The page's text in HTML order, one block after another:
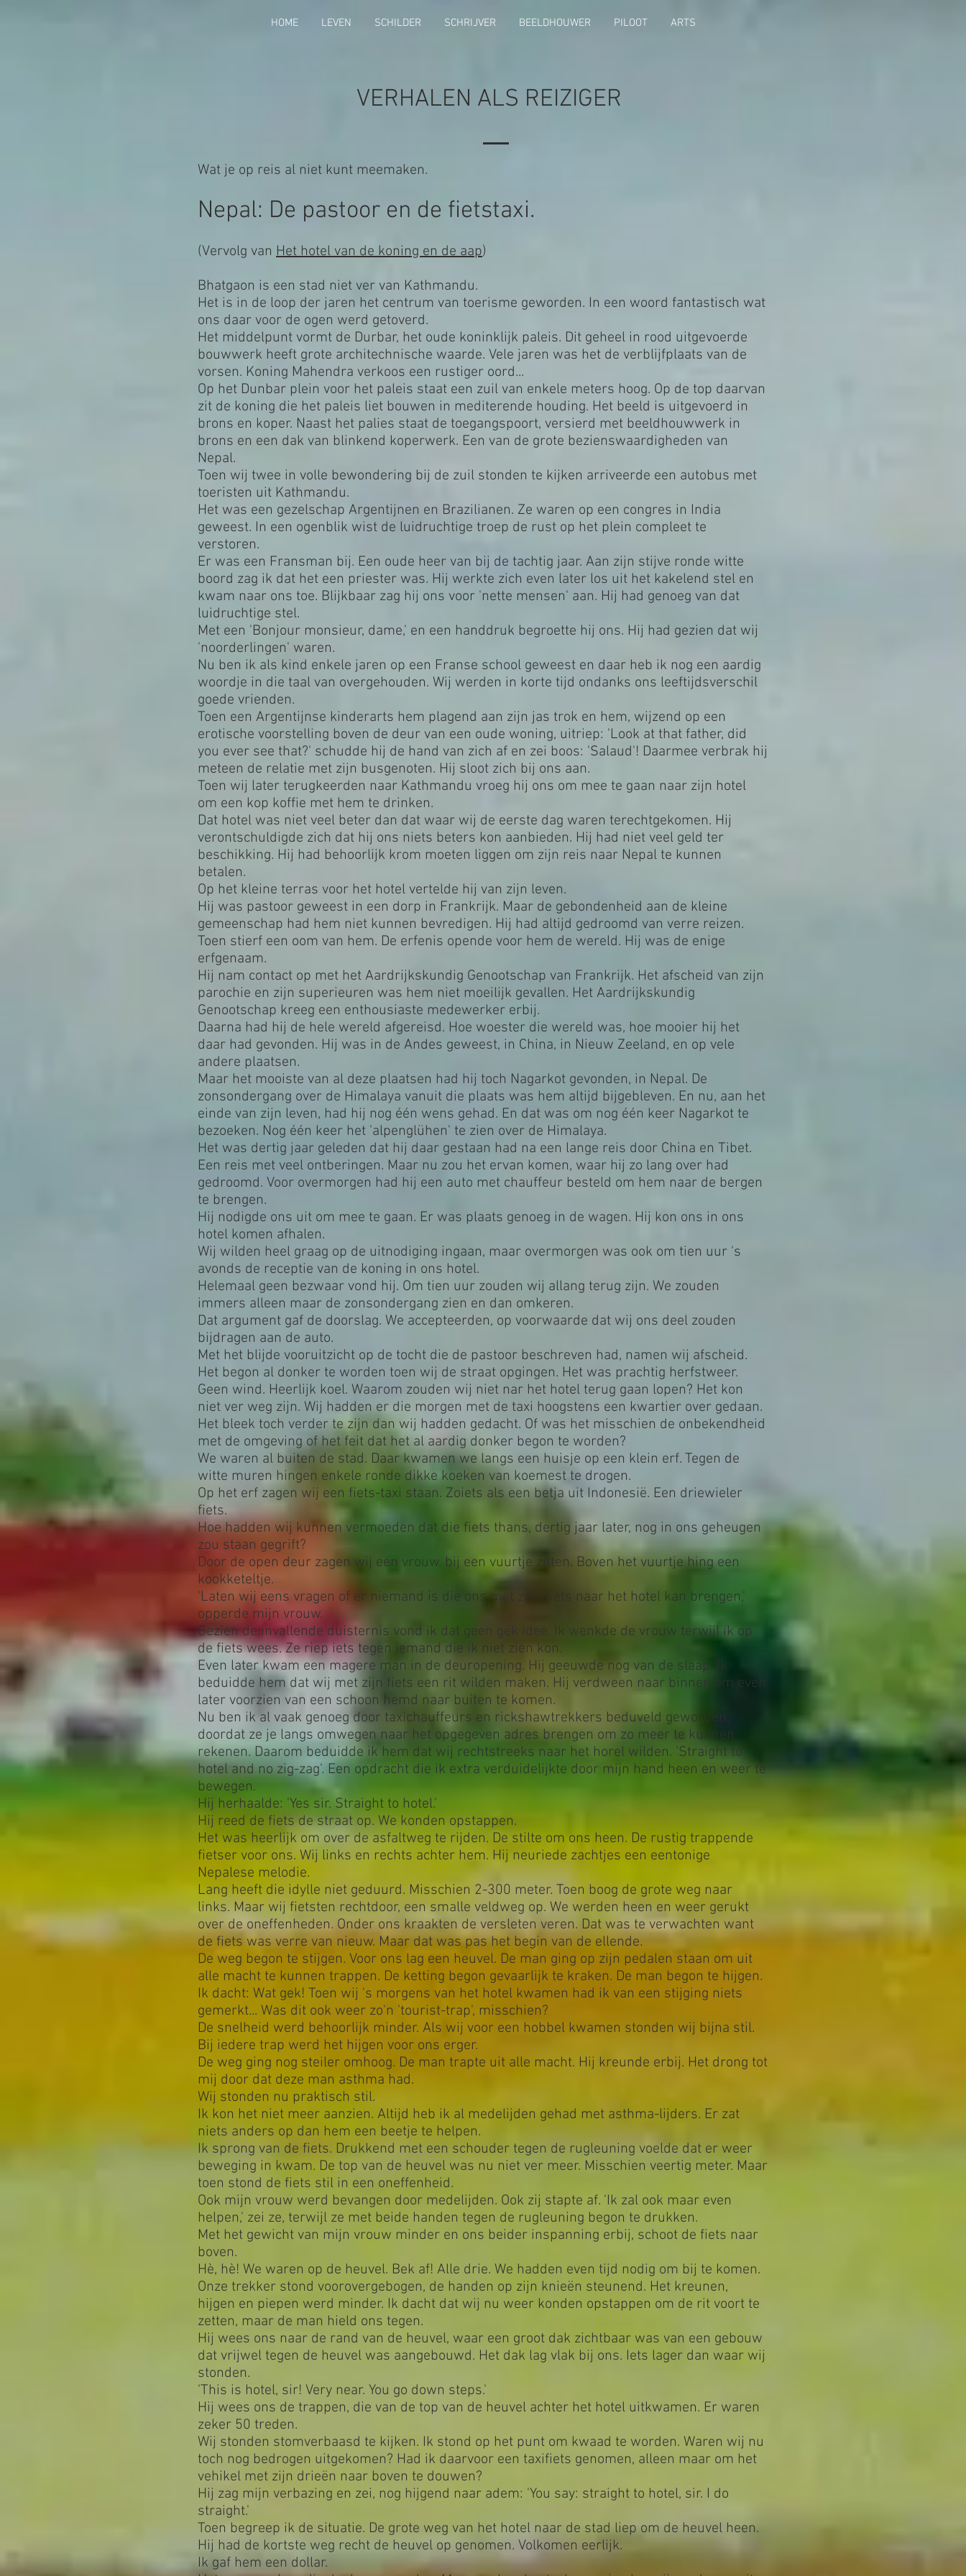
HOME LEVEN SCHILDER SCHRIJVER BEELDHOUWER PILOOT ARTS
VERHALEN ALS REIZIGER
Wat je op reis al niet kunt meemaken.
Nepal: De pastoor en de fietstaxi.
(Vervolg van Het hotel van de koning en de aap)
Bhatgaon is een stad niet ver van Kathmandu.
Het is in de loop der jaren het centrum van toerisme geworden. In een woord fantastisch wat
ons daar voor de ogen werd getoverd.
Het middelpunt vormt de Durbar, het oude koninklijk paleis. Dit geheel in rood uitgevoerde
bouwwerk heeft grote architechnische waarde. Vele jaren was het de verblijfplaats van de
vorsen. Koning Mahendra verkoos een rustiger oord...
Op het Dunbar plein voor het paleis staat een zuil van enkele meters hoog. Op de top daarvan
zit de koning die het paleis liet bouwen in mediterende houding. Het beeld is uitgevoerd in
brons en koper. Naast het palies staat de toegangspoort, versierd met beeldhouwwerk in
brons en een dak van blinkend koperwerk. Een van de grote bezienswaardigheden van
Nepal.
Toen wij twee in volle bewondering bij de zuil stonden te kijken arriveerde een autobus met
toeristen uit Kathmandu.
Het was een gezelschap Argentijnen en Brazilianen. Ze waren op een congres in India
geweest. In een ogenblik wist de luidruchtige troep de rust op het plein compleet te
verstoren.
Er was een Fransman bij. Een oude heer van bij de tachtig jaar. Aan zijn stijve ronde witte
boord zag ik dat het een priester was. Hij werkte zich even later los uit het kakelend stel en
kwam naar ons toe. Blijkbaar zag hij ons voor 'nette mensen' aan. Hij had genoeg van dat
luidruchtige stel.
Met een 'Bonjour monsieur, dame,' en een handdruk begroette hij ons. Hij had gezien dat wij
'noorderlingen' waren.
Nu ben ik als kind enkele jaren op een Franse school geweest en daar heb ik nog een aardig
woordje in die taal van overgehouden. Wij werden in korte tijd ondanks ons leeftijdsverschil
goede vrienden.
Toen een Argentijnse kinderarts hem plagend aan zijn jas trok en hem, wijzend op een
erotische voorstelling boven de deur van een oude woning, uitriep: 'Look at that father, did
you ever see that?' schudde hij de hand van zich af en zei boos: 'Salaud'! Daarmee verbrak hij
meteen de relatie met zijn busgenoten. Hij sloot zich bij ons aan.
Toen wij later terugkeerden naar Kathmandu vroeg hij ons om mee te gaan naar zijn hotel
om een kop koffie met hem te drinken.
Dat hotel was niet veel beter dan dat waar wij de eerste dag waren terechtgekomen. Hij
verontschuldigde zich dat hij ons niets beters kon aanbieden. Hij had niet veel geld ter
beschikking. Hij had behoorlijk krom moeten liggen om zijn reis naar Nepal te kunnen
betalen.
Op het kleine terras voor het hotel vertelde hij van zijn leven.
Hij was pastoor geweest in een dorp in Frankrijk. Maar de gebondenheid aan de kleine
gemeenschap had hem niet kunnen bevredigen. Hij had altijd gedroomd van verre reizen.
Toen stierf een oom van hem. De erfenis opende voor hem de wereld. Hij was de enige
erfgenaam.
Hij nam contact op met het Aardrijkskundig Genootschap van Frankrijk. Het afscheid van zijn
parochie en zijn superieuren was hem niet moeilijk gevallen. Het Aardrijkskundig
Genootschap kreeg een enthousiaste medewerker erbij.
Daarna had hij de hele wereld afgereisd. Hoe woester die wereld was, hoe mooier hij het
daar had gevonden. Hij was in de Andes geweest, in China, in Nieuw Zeeland, en op vele
andere plaatsen.
Maar het mooiste van al deze plaatsen had hij toch Nagarkot gevonden, in Nepal. De
zonsondergang over de Himalaya vanuit die plaats was hem altijd bijgebleven. En nu, aan het
einde van zijn leven, had hij nog één wens gehad. En dat was om nog één keer Nagarkot te
bezoeken. Nog één keer het 'alpenglühen' te zien over de Himalaya.
Het was dertig jaar geleden dat hij daar gestaan had na een lange reis door China en Tibet.
Een reis met veel ontberingen. Maar nu zou het ervan komen, waar hij zo lang over had
gedroomd. Voor overmorgen had hij een auto met chauffeur besteld om hem naar de bergen
te brengen.
Hij nodigde ons uit om mee te gaan. Er was plaats genoeg in de wagen. Hij kon ons in ons
hotel komen afhalen.
Wij wilden heel graag op de uitnodiging ingaan, maar overmorgen was ook om tien uur 's
avonds de receptie van de koning in ons hotel.
Helemaal geen bezwaar vond hij. Om tien uur zouden wij allang terug zijn. We zouden
immers alleen maar de zonsondergang zien en dan omkeren.
Dat argument gaf de doorslag. We accepteerden, op voorwaarde dat wij ons deel zouden
bijdragen aan de auto.
Met het blijde vooruitzicht op de tocht die de pastoor beschreven had, namen wij afscheid.
Het begon al donker te worden toen wij de straat opgingen. Het was prachtig herfstweer.
Geen wind. Heerlijk koel. Waarom zouden wij niet nar het hotel terug gaan lopen? Het kon
niet ver weg zijn. Wij hadden er die morgen met de taxi hoogstens een kwartier over gedaan.
Het bleek toch verder te zijn dan wij hadden gedacht. Of was het misschien de onbekendheid
met de omgeving of het feit dat het al aardig donker begon te worden?
We waren al buiten de stad. Daar kwamen we langs een huisje op een klein erf. Tegen de
witte muren hingen enkele ronde dikke koeken van koemest te drogen.
Op het erf zagen wij een fiets-taxi staan. Zoiets als een betja uit Indonesië. Een driewieler
fiets.
Hoe hadden wij kunnen vermoeden dat die fiets thans, dertig jaar later, nog in ons geheugen
zou staan gegrift?
Door de open deur zagen wij een vrouw. bij een vuurtje zitten. Boven het vuurtje hing een
kookketeltje.
'Laten wij eens vragen of er niemand is die ons met zo'n fiets naar het hotel kan brengen,'
opperde mijn vrouw.
Gezien de invallende duisternis vond ik dat geen gek idee. Ik wenkde de vrouw terwijl ik op
de fiets wees. Ze riep iets tegen iemand die ik niet zien kon.
Even later kwam een magere man in de deuropening. Hij geeuwde nog van de slaap. Ik
beduidde hem dat wij met zijn fiets een rit wilden maken. Hij verdween naar binnen om even
later voorzien van een schoon hemd naar buiten te komen.
Nu ben ik al vaak genoeg door taxichauffeurs en rickshawtrekkers beduveld geworden,
doordat ze je langs omwegen naar het opgegeven adres brengen om zo meer te kunnen
rekenen. Daarom beduidde ik hem dat wij rechtstreeks naar het horel wilden. 'Straight to
hotel and no zig-zag'. Een opdracht die ik extra verduidelijkte door mijn hand heen en weer te
bewegen.
Hij herhaalde: 'Yes sir. Straight to hotel.'
Hij reed de fiets de straat op. We konden opstappen.
Het was heerlijk om over de asfaltweg te rijden. De stilte om ons heen. De rustig trappende
fietser voor ons. Wij links en rechts achter hem. Hij neuriede zachtjes een eentonige
Nepalese melodie.
Lang heeft die idylle niet geduurd. Misschien 2-300 meter. Toen boog de grote weg naar
links. Maar wij fietsten rechtdoor, een smalle veldweg op. We werden heen en weer gerukt
over de oneffenheden. Onder ons kraakten de versleten veren. Dat was te verwachten want
de fiets was verre van nieuw. Maar dat was pas het begin van de ellende.
De weg begon te stijgen. Voor ons lag een heuvel. De man ging op zijn pedalen staan om uit
alle macht te kunnen trappen. De ketting begon gevaarlijk te kraken. De man begon te hijgen.
Ik dacht: Wat gek! Toen wij 's morgens van het hotel kwamen had ik van een stijging niets
gemerkt... Was dit ook weer zo'n 'tourist-trap', misschien?
De snelheid werd behoorlijk minder. Als wij voor een hobbel kwamen stonden wij bijna stil.
Bij iedere trap werd het hijgen voor ons erger.
De weg ging nog steiler omhoog. De man trapte uit alle macht. Hij kreunde erbij. Het drong tot
mij door dat deze man asthma had.
Wij stonden nu praktisch stil.
Ik kon het niet meer aanzien. Altijd heb ik al medelijden gehad met asthma-lijders. Er zat
niets anders op dan hem een beetje te helpen.
Ik sprong van de fiets. Drukkend met een schouder tegen de rugleuning voelde dat er weer
beweging in kwam. De top van de heuvel was nu niet ver meer. Misschien veertig meter. Maar
toen stond de fiets stil in een oneffenheid.
Ook mijn vrouw werd bevangen door medelijden. Ook zij stapte af. 'Ik zal ook maar even
helpen,' zei ze, terwijl ze met beide handen tegen de rugleuning begon te drukken.
Met het gewicht van mijn vrouw minder en ons beider inspanning erbij, schoot de fiets naar
boven.
Hè, hè! We waren op de heuvel. Bek af! Alle drie. We hadden even tijd nodig om bij te komen.
Onze trekker stond voorovergebogen, de handen op zijn knieën steunend. Het kreunen,
hijgen en piepen werd minder. Ik dacht dat wij nu weer konden opstappen om de rit voort te
zetten, maar de man hield ons tegen.
Hij wees ons naar de rand van de heuvel, waar een groot dak zichtbaar was van een gebouw
dat vrijwel tegen de heuvel was aangebouwd. Het dak lag vlak bij ons. Iets lager dan waar wij
stonden.
'This is hotel, sir! Very near. You go down steps.'
Hij wees ons de trappen, die van de top van de heuvel achter het hotel uitkwamen. Er waren
zeker 50 treden.
Wij stonden stomverbaasd te kijken. Ik stond op het punt om kwaad te worden. Waren wij nu
toch nog bedrogen uitgekomen? Had ik daarvoor een taxifiets genomen, alleen maar om het
vehikel met zijn drieën naar boven te douwen?
Hij zag mijn verbazing en zei, nog hijgend naar adem: 'You say: straight to hotel, sir. I do
straight.'
Toen begreep ik de situatie. De grote weg van het hotel naar de stad liep om de heuvel heen.
Hij had de kortste weg recht de heuvel op genomen. Volkomen eerlijk.
Ik gaf hem een dollar.